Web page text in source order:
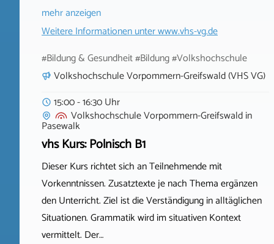
mehr anzeigen
Weitere Informationen unterwww.vhs-vg.de
#Bildung & Gesundheit #Bildung #Volkshochschule
Volkshochschule Vorpommern-Greifswald (VHS VG)
15:00 - 16:30 Uhr
Volkshochschule Vorpommern-Greifswaldin
Pasewalk
vhs Kurs: Polnisch B1
Dieser Kurs richtet sich an Teilnehmende mit
Vorkenntnissen. Zusatztexte je nach Thema ergänzen
den Unterricht. Ziel ist die Verständigung in alltäglichen
Situationen. Grammatik wird im situativen Kontext
vermittelt. Der…